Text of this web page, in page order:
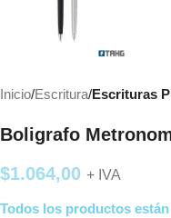
Inicio Escritura Escrituras
Boligrafo
$1.064,00 + IVA
Todos los productos